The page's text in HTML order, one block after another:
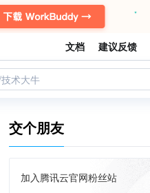
文档 建议反馈
术大牛
交个朋友
加入腾讯云官网粉丝站